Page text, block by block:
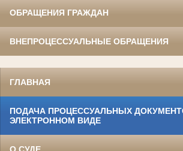
ОБРАЩЕНИЯ ГРАЖДАН
ВНЕПРОЦЕССУАЛЬНЫЕ ОБРАЩЕНИЯ
ГЛАВНАЯ
ПОДАЧА ПРОЦЕССУАЛЬНЫХ
ЭЛЕКТРОННОМ ВИДЕ